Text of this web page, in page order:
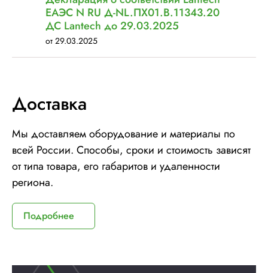
ЕАЭС N RU Д-NL.ПХ01.В.11343.20
ДС Lantech до 29.03.2025
от 29.03.2025
Доставка
Мы доставляем оборудование и материалы по
всей России. Способы, сроки и стоимость зависят
от типа товара, его габаритов и удаленности
региона.
Подробнее